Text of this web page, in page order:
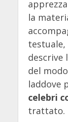
la
testuale,
descrive
del
laddove
celebri
trattato.